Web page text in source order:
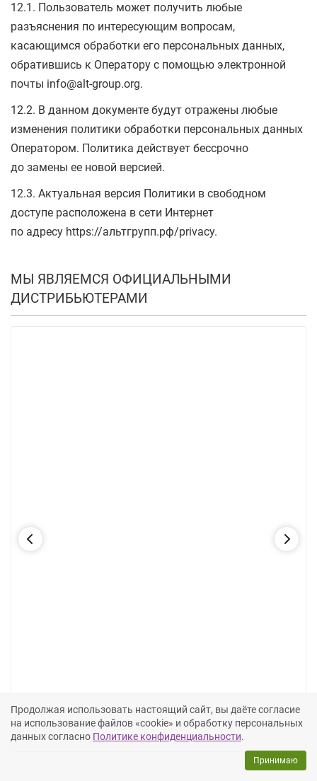
12.1. Пользователь может получить любые
разъяснения по интересующим вопросам,
касающимся обработки его персональных данных,
обратившись к Оператору с помощью электронной
почты info@alt-group.org.
12.2. В данном документе будут отражены любые
изменения политики обработки персональных данных
Оператором. Политика действует бессрочно
до замены ее новой версией.
12.3. Актуальная версия Политики в свободном
доступе расположена в сети Интернет
по адресу https://альтгрупп.рф/privacy.
МЫ ЯВЛЯЕМСЯ ОФИЦИАЛЬНЫМИ
ДИСТРИБЬЮТЕРАМИ
Продолжая использовать настоящий сайт, вы даёте согласие
на использование файлов «cookie» и обработку персональных
данных согласно Политике конфиденциальности.
Принимаю